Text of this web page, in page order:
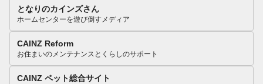
となりのカインズさん
ホームセンターを遊び倒すメディア
CAINZ Reform
お住まいのメンテナンスとくらしのサポート
CAINZ ペット総合サイト